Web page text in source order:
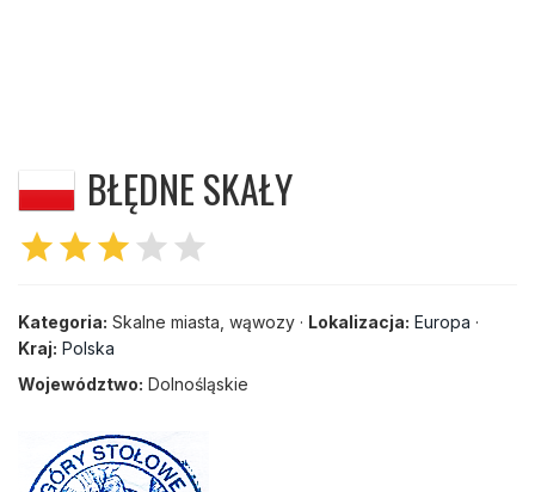
BŁĘDNE SKAŁY
starstarstar star star
Kategoria: Skalne miasta, wąwozy · Lokalizacja: Europa ·
Kraj: Polska
Województwo: Dolnośląskie